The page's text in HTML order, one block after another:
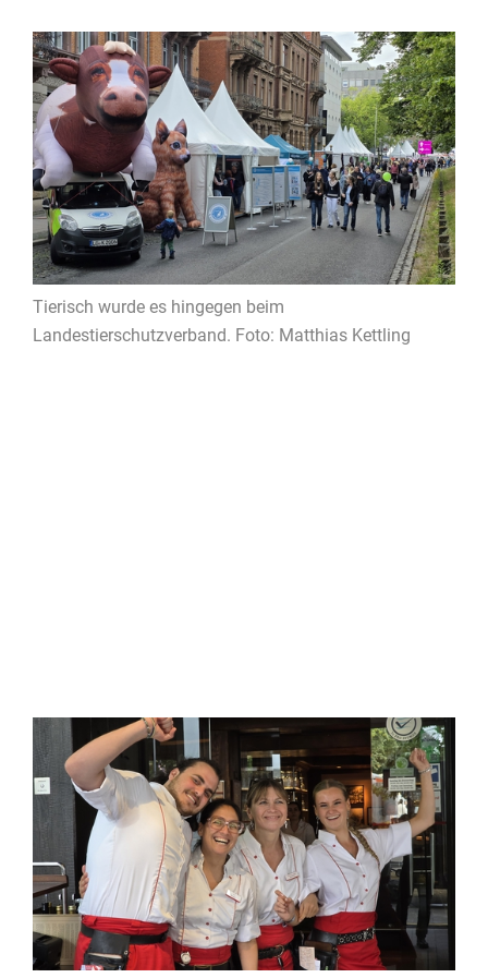
Tierisch wurde es hingegen beim
Landestierschutzverband. Foto: Matthias Kettling